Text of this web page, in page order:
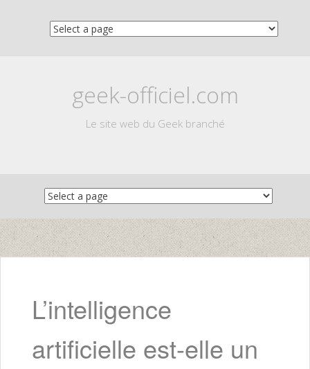
geek-officiel.com
Le site web du Geek branché
content
L’intelligence
artificielle est-elle un